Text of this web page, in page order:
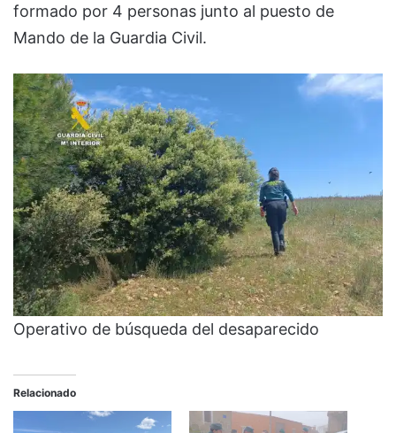
formado por 4 personas junto al puesto de
Mando de la Guardia Civil.
Operativo de búsqueda del desaparecido
Relacionado